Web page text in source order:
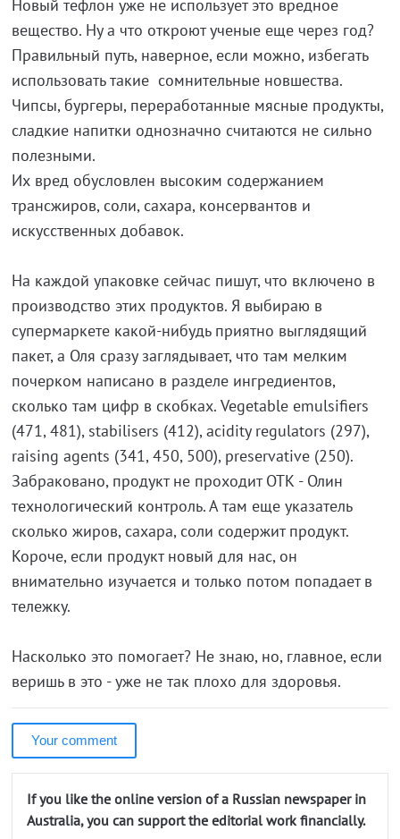
Новый тефлон уже не использует это вредное
вещество. Ну а что откроют ученые еще через год?
Правильный путь, наверное, если можно, избегать
использовать такие сомнительные новшества.
Чипсы, бургеры, переработанные мясные продукты,
сладкие напитки однозначно считаются не сильно
полезными.
Их вред обусловлен высоким содержанием
трансжиров, соли, сахара, консервантов и
искусственных добавок.
На каждой упаковке сейчас пишут, что включено в
производство этих продуктов. Я выбираю в
супермаркете какой-нибудь приятно выглядящий
пакет, а Оля сразу заглядывает, что там мелким
почерком написано в разделе ингредиентов,
сколько там цифр в скобках. Vegetable emulsifiers
(471, 481), stabilisers (412), acidity regulators (297),
raising agents (341, 450, 500), preservative (250).
Забраковано, продукт не проходит ОТК - Олин
технологический контроль. А там еще указатель
сколько жиров, сахара, соли содержит продукт.
Короче, если продукт новый для нас, он
внимательно изучается и только потом попадает в
тележку.
Насколько это помогает? Не знаю, но, главное, если
веришь в это - уже не так плохо для здоровья.
Your comment
If you like the online version of a Russian newspaper in
Australia, you can support the editorial work financially.